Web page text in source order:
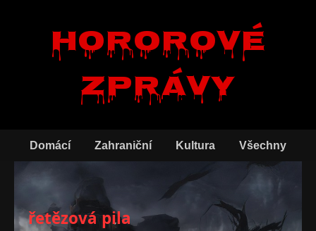
Hororové
zprávy
Domácí Zahraniční Kultura Všechny
řetězová pila